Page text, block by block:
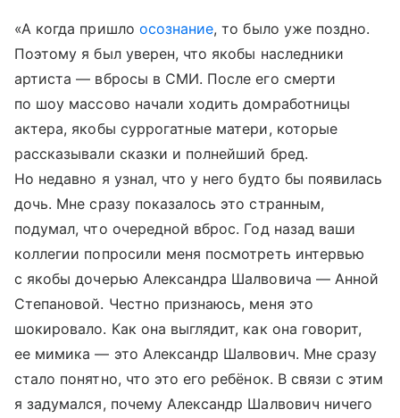
«А когда пришло осознание, то было уже поздно.
Поэтому я был уверен, что якобы наследники
артиста — вбросы в СМИ. После его смерти
по шоу массово начали ходить домработницы
актера, якобы суррогатные матери, которые
рассказывали сказки и полнейший бред.
Но недавно я узнал, что у него будто бы появилась
дочь. Мне сразу показалось это странным,
подумал, что очередной вброс. Год назад ваши
коллегии попросили меня посмотреть интервью
с якобы дочерью Александра Шалвовича — Анной
Степановой. Честно признаюсь, меня это
шокировало. Как она выглядит, как она говорит,
ее мимика — это Александр Шалвович. Мне сразу
стало понятно, что это его ребёнок. В связи с этим
я задумался, почему Александр Шалвович ничего